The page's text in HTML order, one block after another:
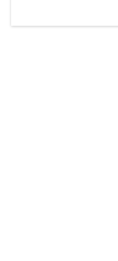
Der Weinbau